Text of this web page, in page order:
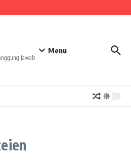
Bakti di Anjungan Melancar
Jawab
Menu